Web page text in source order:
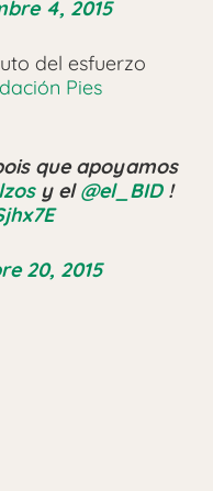
4, 2015
del esfuerzo
Pies
que apoyamos
y el@el_BID!
20, 2015